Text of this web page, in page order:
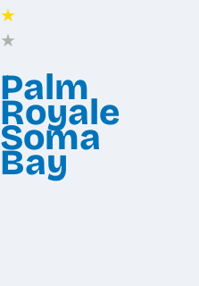
★
★
Palm
Royale
Soma
Bay